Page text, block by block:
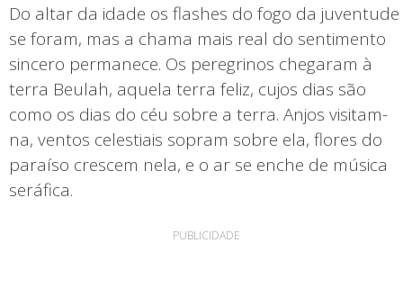
Do altar da idade os flashes do fogo da juventude
se foram, mas a chama mais real do sentimento
sincero permanece. Os peregrinos chegaram à
terra Beulah, aquela terra feliz, cujos dias são
como os dias do céu sobre a terra. Anjos visitam-
na, ventos celestiais sopram sobre ela, flores do
paraíso crescem nela, e o ar se enche de música
seráfica.
PUBLICIDADE